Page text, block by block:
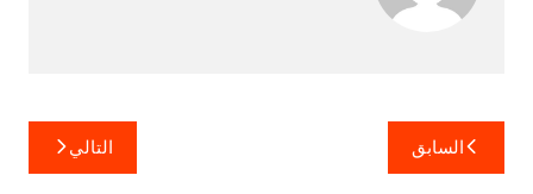
تصفّح
المقالات
السابق التالي